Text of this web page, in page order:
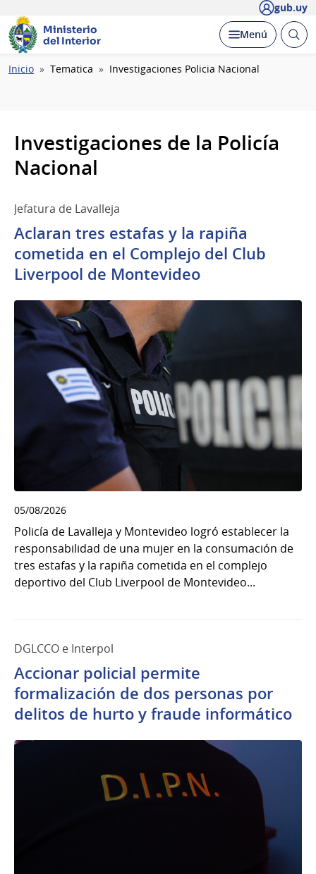
gub.uy
Ministerio
del Interior
Desplegar
Menú Abrir
Ruta
Inicio Tematica Investigaciones Policia Nacional
Investigaciones de la Policía
Nacional
Jefatura de Lavalleja
Aclaran tres estafas y la rapiña
cometida en el Complejo del Club
Liverpool de Montevideo
05/08/2026
Policía de Lavalleja y Montevideo logró establecer la
responsabilidad de una mujer en la consumación de
tres estafas y la rapiña cometida en el complejo
deportivo del Club Liverpool de Montevideo...
DGLCCO e Interpol
Accionar policial permite
formalización de dos personas por
delitos de hurto y fraude informático